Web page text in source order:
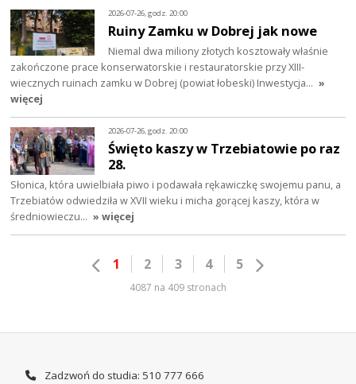
2026-07-26, godz. 20:00
Ruiny Zamku w Dobrej jak nowe
Niemal dwa miliony złotych kosztowały właśnie
zakończone prace konserwatorskie i restauratorskie przy XIII-
wiecznych ruinach zamku w Dobrej (powiat łobeski) Inwestycja… »
więcej
2026-07-26, godz. 20:00
Święto kaszy w Trzebiatowie po raz
28.
Słonica, która uwielbiała piwo i podawała rękawiczkę swojemu panu, a
Trzebiatów odwiedziła w XVII wieku i micha gorącej kaszy, która w
średniowieczu… » więcej
1 2 3 4 5
4087 na 409 stronach
Zadzwoń do studia: 510 777 666